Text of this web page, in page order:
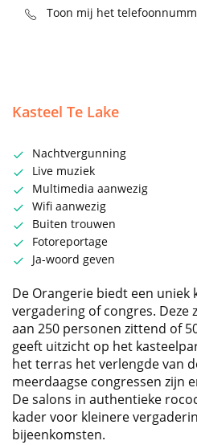
Toon mij het
Kasteel Te Lake
Nachtvergunning
Live muziek
Multimedia aanwezig
Wifi aanwezig
Buiten trouwen
Fotoreportage
Ja-woord geven
De Orangerie biedt een uniek
vergadering of congres. Deze
aan 250 personen zittend of
geeft uitzicht op het
het terras het verlengde van
meerdaagse congressen zijn
De salons in authentieke
kader voor kleinere
bijeenkomsten.